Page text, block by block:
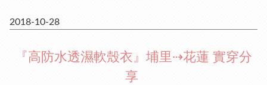
2018-10-28
『高防水透濕軟殼衣』埔里⇢花蓮 實穿分
享